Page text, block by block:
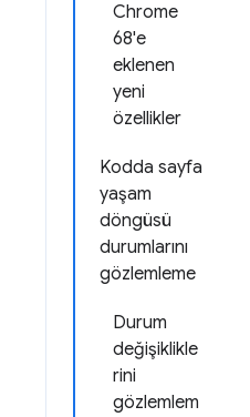
Chrome
68'e
eklenen
yeni
özellikler
Kodda sayfa
yaşam
döngüsü
durumlarını
gözlemleme
Durum
değişiklikle
rini
gözlemlem